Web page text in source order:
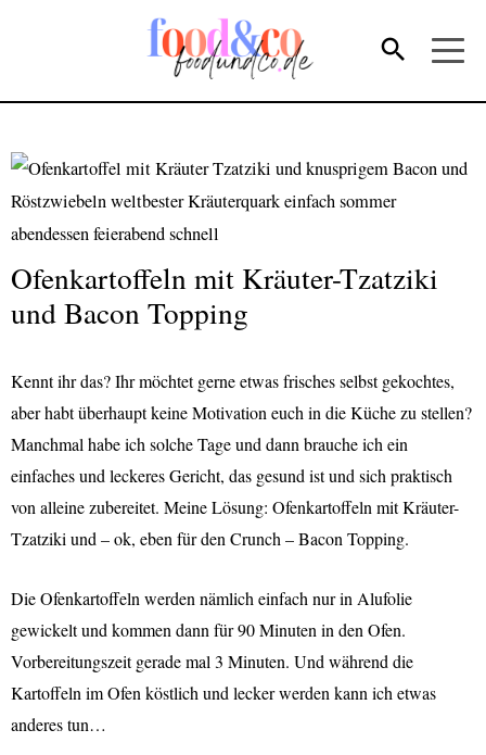
Ofenkartoffeln mit Kräuter-Tzatziki
und Bacon Topping
Kennt ihr das? Ihr möchtet gerne etwas frisches selbst gekochtes,
aber habt überhaupt keine Motivation euch in die Küche zu stellen?
Manchmal habe ich solche Tage und dann brauche ich ein
einfaches und leckeres Gericht, das gesund ist und sich praktisch
von alleine zubereitet. Meine Lösung: Ofenkartoffeln mit Kräuter-
Tzatziki und – ok, eben für den Crunch – Bacon Topping.
Die Ofenkartoffeln werden nämlich einfach nur in Alufolie
gewickelt und kommen dann für 90 Minuten in den Ofen.
Vorbereitungszeit gerade mal 3 Minuten. Und während die
Kartoffeln im Ofen köstlich und lecker werden kann ich etwas
anderes tun…